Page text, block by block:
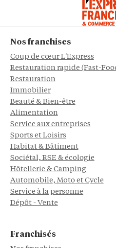
Nos franchises
Coup de cœur L'Express
Restauration rapide (Fast-
Restauration
Immobilier
Beauté & Bien-être
Alimentation
Service aux entreprises
Sports et Loisirs
Habitat & Bâtiment
Sociétal, RSE & écologie
Hôtellerie & Camping
Automobile, Moto et Cycle
Service à la personne
Dépôt - Vente
Franchisés